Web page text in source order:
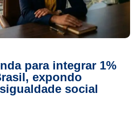
para integrar 1%
expondo
social